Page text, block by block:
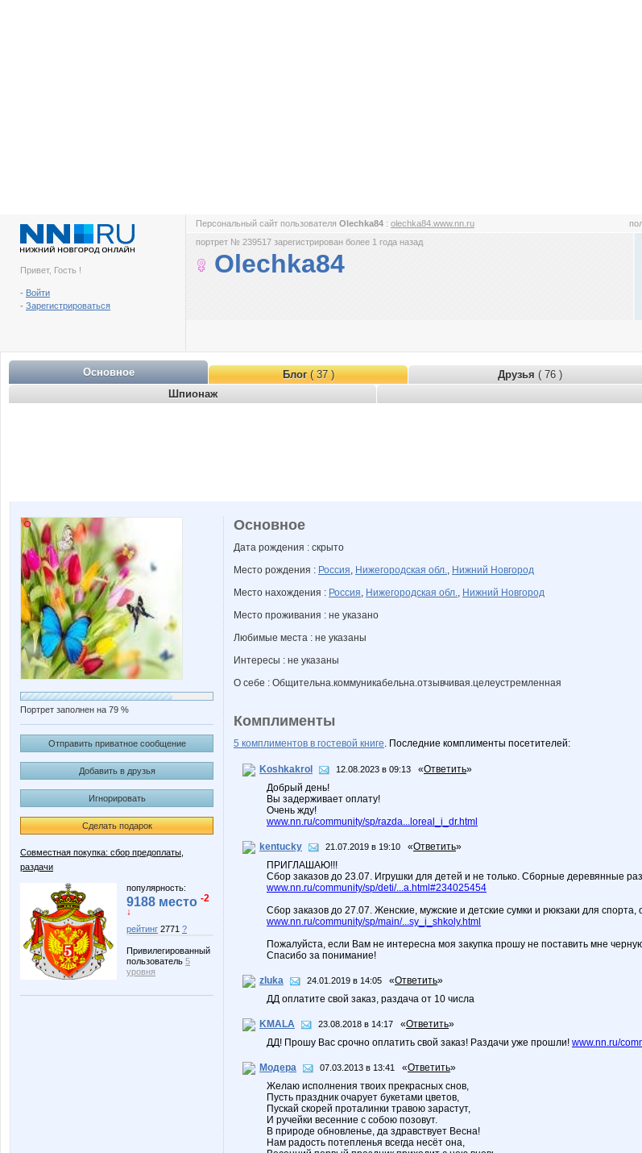
Привет, Гость !
- Войти
- Зарегистрироваться
Персональный сайт пользователя Olechka84 : olechka84.www.nn.ru
портрет № 239517 зарегистрирован более 1 года назад
Olechka84
Основное Блог( 37 ) Друзья ( 76 )
Шпионаж
Портрет заполнен на 79 %
Отправить приватное сообщение
Добавить в друзья
Игнорировать
Сделать подарок
Совместная покупка: сбор предоплаты,
раздачи
популярность:
9188 место -2
↓
рейтинг 2771 ?
Привилегированный
пользователь 5
уровня
Основное
Дата рождения : скрыто
Место рождения : Россия, Нижегородская обл., Нижний Новгород
Место нахождения : Россия, Нижегородская обл., Нижний Новгород
Место проживания : не указано
Любимые места : не указаны
Интересы : не указаны
О себе : Общительна.коммуникабельна.отзывчивая.целеустремленная
Комплименты
5 комплиментов в гостевой книге. Последние комплименты посетителей:
Koshkakrol 12.08.2023 в 09:13 «Ответить»
Добрый день!
Вы задерживает оплату!
Очень жду!
www.nn.ru/community/sp/razda...loreal_i_dr.html
kentucky 21.07.2019 в 19:10 «Ответить»
ПРИГЛАШАЮ!!!
Сбор заказов до 23.07. Игрушки для детей и не только. Сборные деревянные
www.nn.ru/community/sp/deti/...a.html#234025454
Сбор заказов до 27.07. Женские, мужские и детские сумки и рюкзаки для
www.nn.ru/community/sp/main/...sy_i_shkoly.html
Пожалуйста, если Вам не интересна моя закупка прошу не поставить мне
Спасибо за понимание!
zluka 24.01.2019 в 14:05 «Ответить»
ДД оплатите свой заказ, раздача от 10 числа
KMALA 23.08.2018 в 14:17 «Ответить»
ДД! Прошу Вас срочно оплатить свой заказ! Раздачи уже прошли! www.nn.ru/
Модера 07.03.2013 в 13:41 «Ответить»
Желаю исполнения твоих прекрасных снов,
Пусть праздник очарует букетами цветов,
Пускай скорей проталинки травою зарастут,
И ручейки весенние с собою позовут.
В природе обновленье, да здравствует Весна!
Нам радость потепленья всегда несёт она,